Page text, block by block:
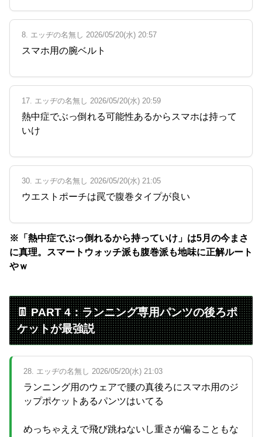
8. エッヂの名無し 2026/05/20(水) 20:57
スマホ用の腕ベルト
17. エッヂの名無し 2026/05/20(水) 20:59
熱中症でぶっ倒れる可能性あるからスマホは持って
いけ
30. エッヂの名無し 2026/05/20(水) 21:05
ウエストポーチは罠で腹巻タイプが良い
※「熱中症でぶっ倒れるから持っていけ」は5月の今まさ
に真理。スマートウォッチ派も腹巻派も地味に正解ルート
やｗ
👖 PART 4：ランニング専用パンツの後ろポ
ケットが最強説
28. エッヂの名無し 2026/05/20(水) 21:03
ランニング用のウェアで腰の真後ろにスマホ用のジ
ップポケットあるパンツはいてる
めっちゃええで飛び跳ねないし重さが偏ることもな